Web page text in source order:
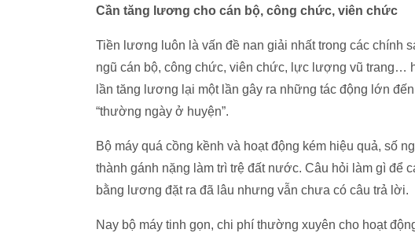
Cần tăng lương cho cán bộ, công chức, viên chức
Tiền lương luôn là vấn đề nan giải nhất trong các chính
ngũ cán bộ, công chức, viên chức, lực lượng vũ trang…
lần tăng lương lại một lần gây ra những tác động lớn
“thường ngày ở huyện”.
Bộ máy quá cồng kềnh và hoạt động kém hiệu quả, số
thành gánh nặng làm trì trệ đất nước. Câu hỏi làm gì để
bằng lương đặt ra đã lâu nhưng vẫn chưa có câu trả lời.
Nay bộ máy tinh gọn, chi phí thường xuyên cho hoạt